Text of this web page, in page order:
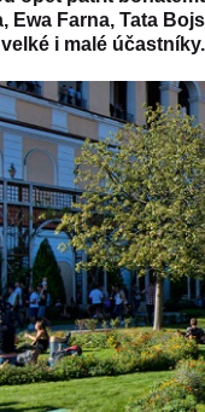
Ewa Farna, Tata
i malé účastníky.